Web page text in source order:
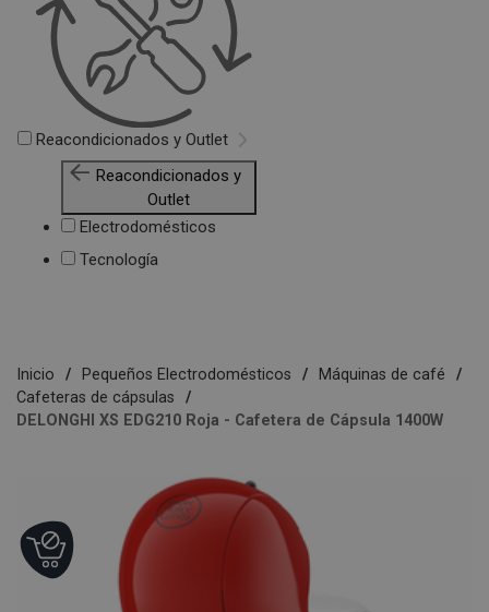
Reacondicionados y Outlet
Reacondicionados y
Outlet
Electrodomésticos
Tecnología
Inicio Pequeños Electrodomésticos
Máquinas de café
Cafeteras de cápsulas
DELONGHI XS EDG210 Roja - Cafetera de Cápsula 1400W